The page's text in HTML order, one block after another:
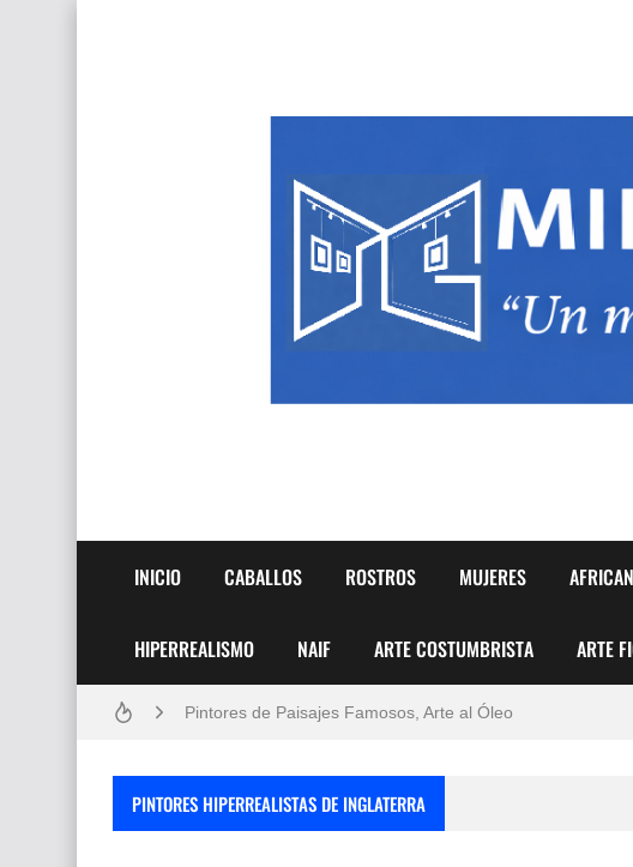
INICIO CABALLOS ROSTROS MUJERES
HIPERREALISMO NAIF ARTE COSTUMBRISTA ARTE
Frutas y Flores Para Colorear Imágenes
Pintores de Paisajes Famosos, Arte al Óleo
PINTORES HIPERREALISTAS DE INGLATERRA